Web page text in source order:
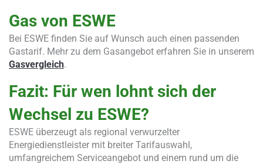
Gas von ESWE
Bei ESWE finden Sie auf Wunsch auch einen passenden
Gastarif. Mehr zu dem Gasangebot erfahren Sie in unserem
Gasvergleich.
Fazit: Für wen lohnt sich der
Wechsel zu ESWE?
ESWE überzeugt als regional verwurzelter
Energiedienstleister mit breiter Tarifauswahl,
umfangreichem Serviceangebot und einem rund um die